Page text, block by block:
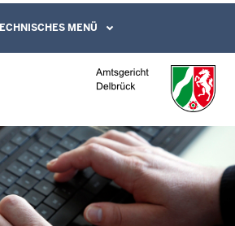
Erklärung zur
Gebärdensprachenvideo
MENÜ